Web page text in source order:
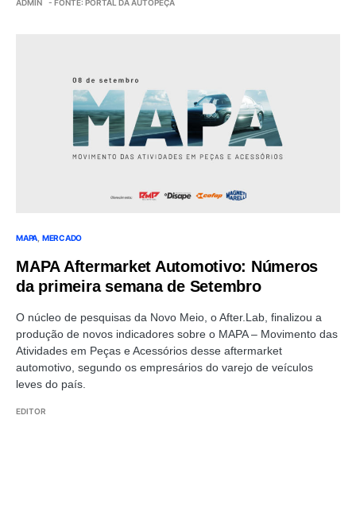
ADMIN - FONTE: PORTAL DA AUTOPEÇA
MAPA MERCADO
MAPA Aftermarket Automotivo: Números
da primeira semana de Setembro
O núcleo de pesquisas da Novo Meio, o After.Lab, finalizou a
produção de novos indicadores sobre o MAPA – Movimento das
Atividades em Peças e Acessórios desse aftermarket
automotivo, segundo os empresários do varejo de veículos
leves do país.
EDITOR